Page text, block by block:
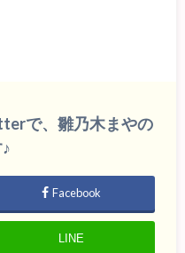
で、雛乃木まやの
Facebook
LINE